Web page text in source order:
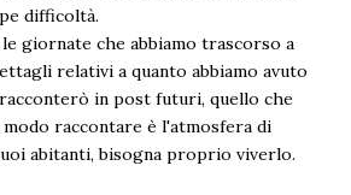
difficoltà.
giornate che abbiamo trascorso a
relativi a quanto abbiamo avuto
in post futuri, quello che
raccontare è l'atmosfera di
abitanti, bisogna proprio viverlo.